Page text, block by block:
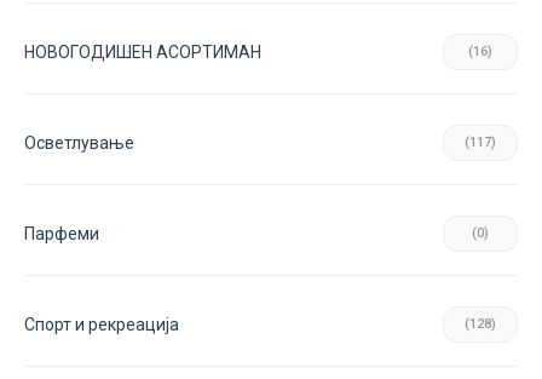
НОВОГОДИШЕН АСОРТИМАН (16)
Осветлување (117)
Парфеми (0)
Спорт и рекреација (128)